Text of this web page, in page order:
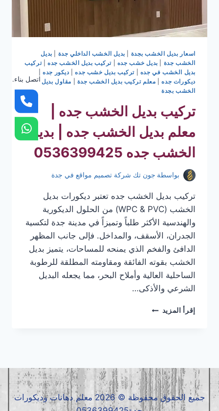
اسعار بديل الخشب بجدة بديل الخشب الداخلي جدة
بديل
الخشب جدة
بديل خشب جده |تركيب بديل الخشب جده |تركيب
بديل الخشب في جده
تركيب بديل خشب جده| ديكور جده|
ديكورات جده| معلم تركيب بديل الخشب جدة
مقاول بديل
الخشب بجدة
تركيب بديل الخشب جده |
معلم بديل الخشب جده | بديل
الخشب جده 0536399425
بواسطة جون تك شركة تصميم مواقع في جدة
تركيب بديل الخشب جده تعتبر ديكورات بديل
الخشب (WPC & PVC) من الحلول الديكورية
والهندسية الأكثر طلباً وتميزاً في مدينة جدة لتكسية
الجدران، الأسقف، والمداخل. فإلى جانب المظهر
الدافئ والفخم الذي يمنحه للمساحات، يتميز بديل
الخشب بقوته الفائقة ومقاومته المطلقة للرطوبة
الساحلية العالية وأملاح البحر، مما يجعله البديل
الشرعي والأذكى…
إقرأ المزيد تركيب
بديل
الخشب
جده
|
جميع الحقوق محفوظة © 2026 معلم دهانات وديكورات
اتصل بناء.